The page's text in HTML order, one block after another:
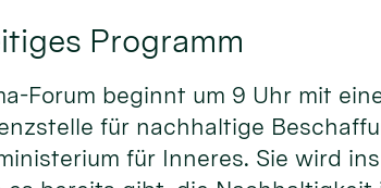
Programm
Forum beginnt um 9 Uhr mit
für nachhaltige
für Inneres. Sie wird